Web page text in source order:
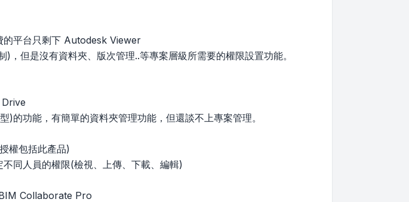
的平台只剩下 Autodesk Viewer
，但是沒有資料夾、版次管理..等專案層級所需要的權限設置功能。
Drive
的功能，有簡單的資料夾管理功能，但還談不上專案管理。
權包括此產品)
同人員的權限(檢視、上傳、下載、編輯)
Collaborate Pro